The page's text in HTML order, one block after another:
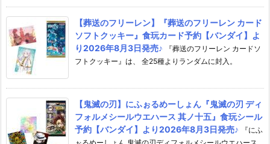
【葬送のフリーレン】『葬送のフリーレン カード
ソフトクッキー』食玩カード予約【バンダイ】よ
り2026年8月3日発売♪
『葬送のフリーレン カードソ
フトクッキー』は、 全25種よりランダムに封入。
【鬼滅の刃】にふぉるめーしょん『鬼滅の刃 ディ
フォルメシールウエハース 其ノ十五』食玩シール
予約【バンダイ】より2026年8月3日発売♪
『にふ